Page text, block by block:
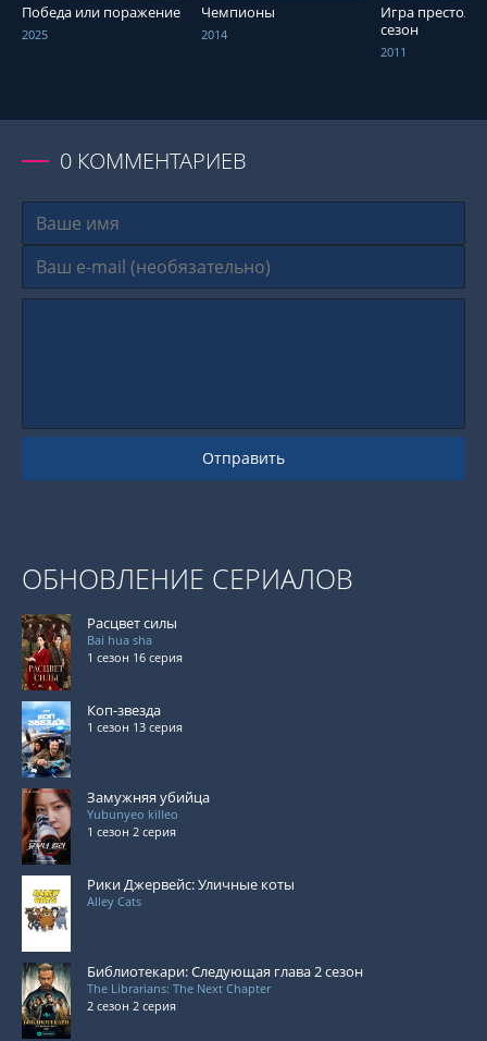
Победа или поражение
2025
Чемпионы
2014
Игра
сезон
2011
0 КОММЕНТАРИЕВ
Отправить
ОБНОВЛЕНИЕ СЕРИАЛОВ
Расцвет силы
Bai hua sha
1 сезон 16 серия
Коп-звезда
1 сезон 13 серия
Замужняя убийца
Yubunyeo killeo
1 сезон 2 серия
Рики Джервейс: Уличные коты
Alley Cats
Библиотекари: Следующая глава 2 сезон
The Librarians: The Next Chapter
2 сезон 2 серия